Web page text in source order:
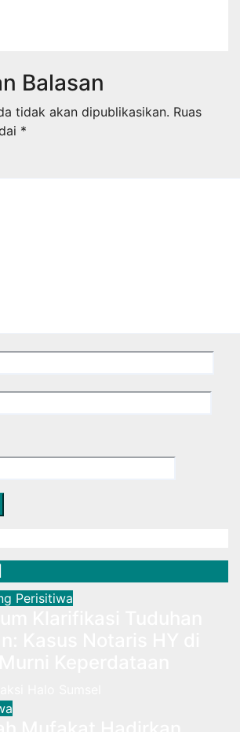
Balasan
tidak akan dipublikasikan. Ruas
*
Perisitiwa